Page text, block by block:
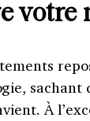
votre
sachant
À